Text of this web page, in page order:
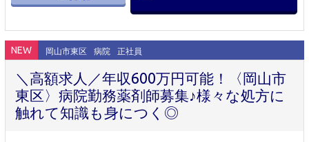
NEW 岡山市東区 病院 正社員
＼高額求人／年収600万円可能！〈岡山市
東区〉病院勤務薬剤師募集♪様々な処方に
触れて知識も身につく◎